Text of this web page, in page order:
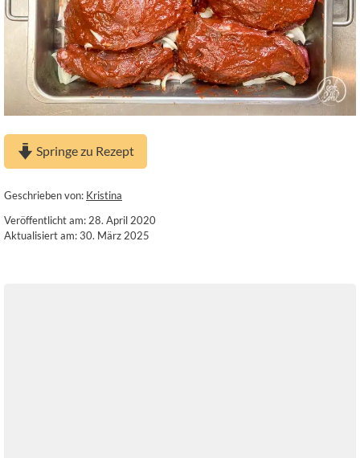
Springe zu Rezept
Geschrieben von: Kristina
Veröffentlicht am: 28. April 2020
Aktualisiert am: 30. März 2025